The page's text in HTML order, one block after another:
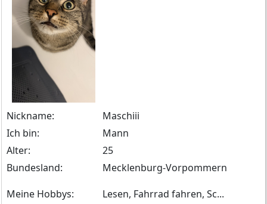
Nickname:
Maschiii
Ich bin:
Mann
Alter:
25
Bundesland:
Mecklenburg-Vorpommern
Meine Hobbys:
Lesen, Fahrrad fahren, Sc...